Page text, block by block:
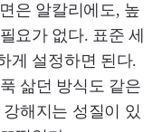
은 알칼리에도, 높
요가 없다. 표준 세
게 설정하면 된다.
삶던 방식도 같은
해지는 성질이 있